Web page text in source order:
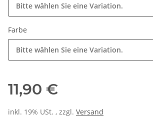
Bitte wählen Sie eine Variation.
Farbe
Bitte wählen Sie eine Variation.
11,90 €
inkl. 19% USt. , zzgl. Versand